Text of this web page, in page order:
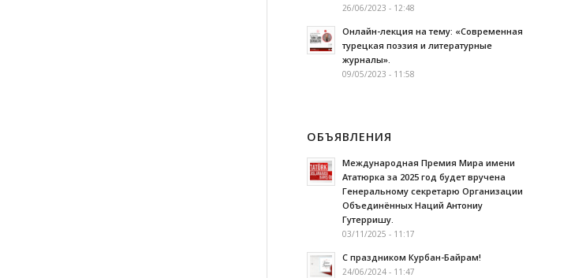
26/06/2023 - 12:48
Онлайн-лекция на тему: «Современная
турецкая поэзия и литературные
журналы».
09/05/2023 - 11:58
ОБЪЯВЛЕНИЯ
Международная Премия Мира имени
Ататюрка за 2025 год будет вручена
Генеральному секретарю Организации
Объединённых Наций Антониу
Гутерришу.
03/11/2025 - 11:17
С праздником Курбан-Байрам!
24/06/2024 - 11:47